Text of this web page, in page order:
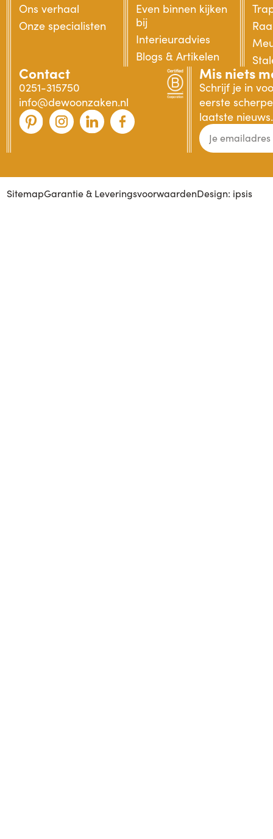
Ons verhaal
Onze specialisten
Even binnen kijken
bij
Interieuradvies
Blogs & Artikelen
Contact
0251-315750
info@dewoonzaken.nl
Mis niets
Schrijf je in
eerste
laatste nieuws.
SitemapGarantie & LeveringsvoorwaardenDesign: ipsis